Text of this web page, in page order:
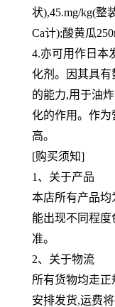
状),45.mg/kg(整
Ca计);酸黄瓜
4.亦可用作日本
化剂。因其具
的能力,用于油
化的作用。作为
高。
[购买须知]
1、关于产品
本店所有产品
能出现不同程
准。
2、关于物流
所有货物均走
安排发货,运费